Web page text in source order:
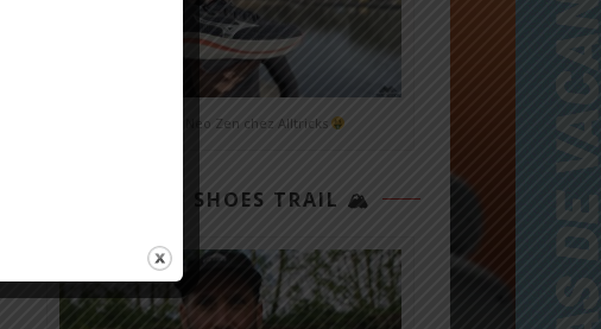
Mizuno Neo Zen chez Alltricks
TOP 3 SHOES TRAIL 🏔